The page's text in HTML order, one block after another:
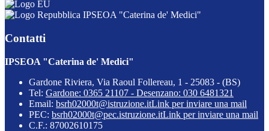
IPSEOA "Caterina de' Medici"
Contatti
IPSEOA "Caterina de' Medici"
Gardone Riviera, Via Raoul Follereau, 1 - 25083 - (BS)
Tel: Gardone: 0365 21107 - Desenzano: 030 6481321
Email: bsrh02000t@istruzione.itLink per inviare una mail
PEC: bsrh02000t@pec.istruzione.itLink per inviare una mail
C.F.: 87002610175